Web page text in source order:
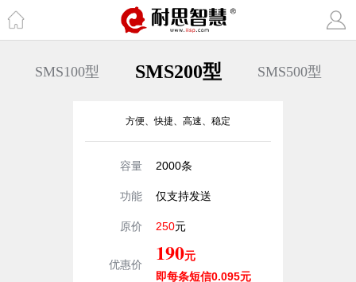
SMS100型 SMS200型 SMS500型
方便、快捷、高速、稳定
容量 2000条
功能 仅支持发送
原价 250元
优惠价 190元
即每条短信0.095元